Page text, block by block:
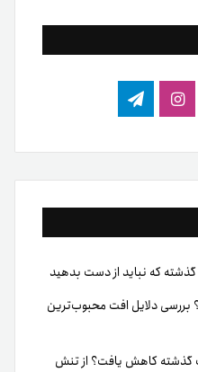
اینستاگرام
تلگرام
دلایل افت محبوب‌ترین
در ۲۴ ساعت گذشته کاهش یافت؟ از تنش